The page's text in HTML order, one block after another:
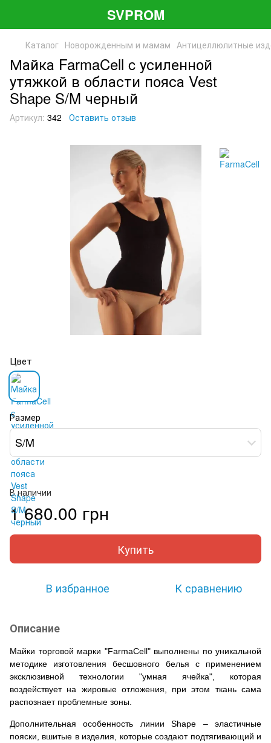
SVPROM
Каталог Новорожденным и мамам Антицеллюлитные
Майка FarmaCell c усиленной
утяжкой в области пояса Vest
Shape S/M черный
Артикул: 342 Оставить отзыв
Цвет
Размер
S/M
В наличии
1 680.00 грн
Купить
В избранное К сравнению
Описание
Майки торговой марки "FarmaCell" выполнены по уникальной
методике изготовления бесшовного белья с применением
эксклюзивной технологии "умная ячейка", которая
воздействует на жировые отложения, при этом ткань сама
распознает проблемные зоны.
Дополнительная особенность линии Shape – эластичные
пояски, вшитые в изделия, которые создают подтягивающий и